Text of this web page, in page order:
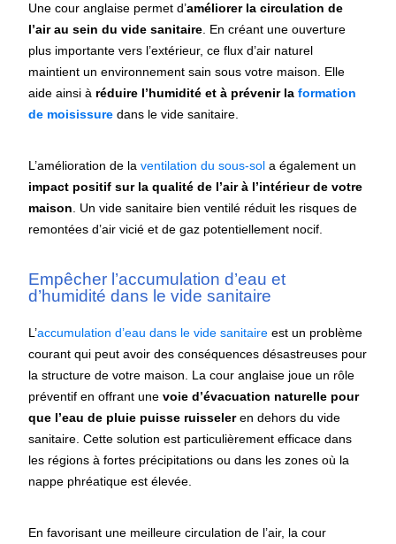
Une cour anglaise permet d’améliorer la circulation de
l’air au sein du vide sanitaire . En créant une ouverture
plus importante vers l’extérieur, ce flux d’air naturel
maintient un environnement sain sous votre maison. Elle
aide ainsi à réduire l’humidité et à prévenir laformation
de moisissure dans le vide sanitaire.
L’amélioration de laventilation du sous-sol a également un
impact positif sur la qualité de l’air à l’intérieur de votre
maison. Un vide sanitaire bien ventilé réduit les risques de
remontées d’air vicié et de gaz potentiellement nocif.
Empêcher l’accumulation d’eau et
d’humidité dans le vide sanitaire
L’accumulation d’eau dans le vide sanitaire est un problème
courant qui peut avoir des conséquences désastreuses pour
la structure de votre maison. La cour anglaise joue un rôle
préventif en offrant unevoie d’évacuation naturelle pour
que l’eau de pluie puisse ruisseleren dehors du vide
sanitaire. Cette solution est particulièrement efficace dans
les régions à fortes précipitations ou dans les zones où la
nappe phréatique est élevée.
En favorisant une meilleure circulation de l’air, la cour